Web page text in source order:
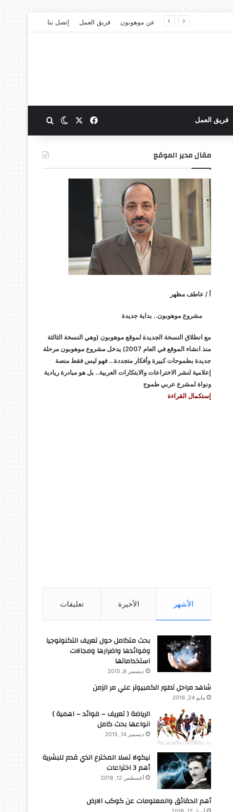
عن موهوبون فريق العمل إتصل بنا
فريق العمل فيسبوك الوضع المظلم
مقال مدير الموقع
أ / عاطف مظهر
مشروع موهوبون.. بداية جديدة
مع انطلاق النسخة الجديدة لموقع موهوبون (وهي النسخة الثالثة
منذ انشاء الموقع في العام 2007) يدخل مشروع موهوبون مرحلة
جديدة بطموحات كبيرة وأفكار متجددة… فهو ليس فقط منصة
إعلامية لنشر الاختراعات والابتكارات العربية.. بل هو مبادرة ريادية
ونواة لمشرع عربي طموح
إستكمال القراءة
الأشهر الأخيرة تعليقات
بحث متكامل حول تعريف التكنولوجيا
وفوائدها واضرارها ومجالات
استخداماتها
ديسمبر 8, 2015
شاهد مراحل تطور الكمبيوتر علي مر الزمن
مايو 24, 2016
الرياضة ( تعريف – فوائد – اهمية )
انواعها بحث كامل
ديسمبر 14, 2015
نيكولا تسلا المخترع الذي قدم للبشرية
أهم 3 اختراعات
أغسطس 12, 2018
أهم الحقائق والمعلومات عن كوكب الارض